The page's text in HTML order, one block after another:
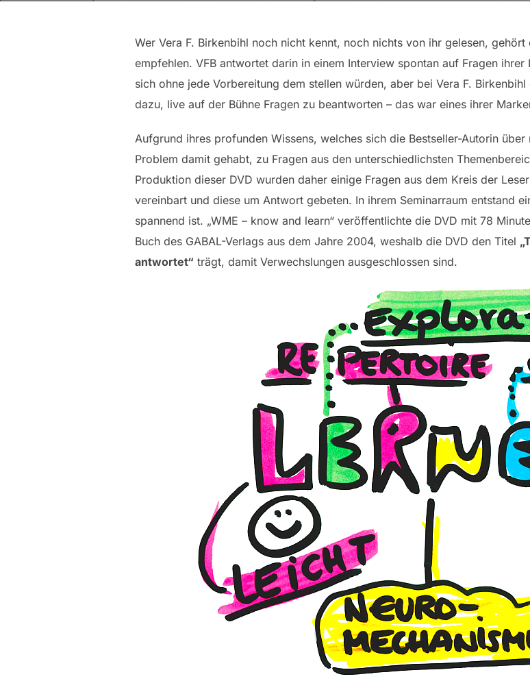
Wer Vera F. Birkenbihl noch nicht kennt, noch nichts von ihr gelesen,
empfehlen. VFB antwortet darin in einem Interview spontan auf Fragen
sich ohne jede Vorbereitung dem stellen würden, aber bei Vera F.
dazu, live auf der Bühne Fragen zu beantworten – das war eines ihrer
Aufgrund ihres profunden Wissens, welches sich die Bestseller-Autorin
Problem damit gehabt, zu Fragen aus den unterschiedlichsten
Produktion dieser DVD wurden daher einige Fragen aus dem Kreis der
vereinbart und diese um Antwort gebeten. In ihrem Seminarraum entstand
spannend ist. „WME – know and learn“ veröffentlichte die DVD mit 78
Buch des GABAL-Verlags aus dem Jahre 2004, weshalb die DVD den Titel
antwortet“ trägt, damit Verwechslungen ausgeschlossen sind.